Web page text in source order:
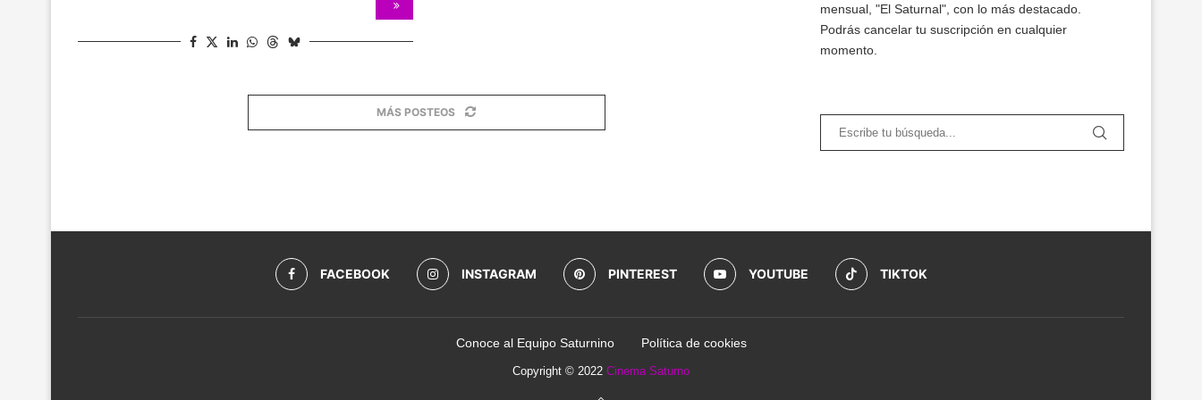
MÁS POSTEOS
mensual, "El Saturnal", con lo más destacado.
Podrás cancelar tu suscripción en cualquier
momento.
FACEBOOK INSTAGRAM PINTEREST YOUTUBE TIKTOK
Conoce al Equipo Saturnino Política de cookies
Copyright © 2022 Cinema Saturno